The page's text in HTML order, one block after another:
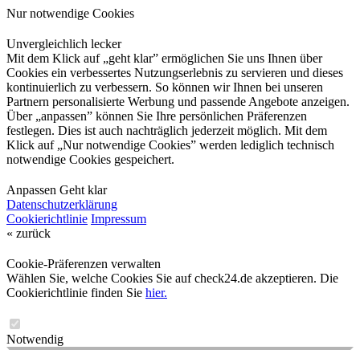
Nur notwendige Cookies
Unvergleichlich lecker
Mit dem Klick auf „geht klar” ermöglichen Sie uns Ihnen über
Cookies ein verbessertes Nutzungserlebnis zu servieren und dieses
kontinuierlich zu verbessern. So können wir Ihnen bei unseren
Partnern personalisierte Werbung und passende Angebote anzeigen.
Über „anpassen” können Sie Ihre persönlichen Präferenzen
festlegen. Dies ist auch nachträglich jederzeit möglich. Mit dem
Klick auf „Nur notwendige Cookies” werden lediglich technisch
notwendige Cookies gespeichert.
Anpassen Geht klar
Datenschutzerklärung
Cookierichtlinie Impressum
« zurück
Cookie-Präferenzen verwalten
Wählen Sie, welche Cookies Sie auf check24.de akzeptieren. Die
Cookierichtlinie finden Sie hier.
Notwendig